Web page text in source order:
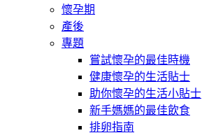
懷孕期
產後
專題
嘗試懷孕的最佳時機
健康懷孕的生活貼士
助你懷孕的生活小貼士
新手媽媽的最佳飲食
排卵指南